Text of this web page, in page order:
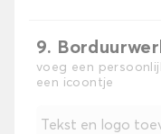
9.
voeg een
een icoontje
Tekst en logo